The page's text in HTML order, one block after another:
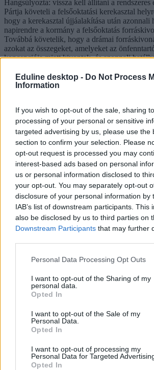
Eduline desktop - Do Not Process
Information
If you wish to opt-out of the sale, sharing
processing of your personal or sensitive
targeted advertising by us, please use the
section to confirm your selection. Please
opt-out request is processed you may
interest-based ads based on personal
us or personal information disclosed to
your opt-out. You may separately opt-out
disclosure of your personal information by
IAB’s list of downstream participants. This
also be disclosed by us to third parties on
Downstream Participants that may further
Personal Data Processing Opt Outs
I want to opt-out of the Sharing of my
personal data.
Opted In
I want to opt-out of the Sale of my
Personal Data.
Opted In
I want to opt-out of processing my
Personal Data for Targeted
Opted In
Hangsúlyozta: vissza kell állítani a rendszeres
Pártja követeli a felsőoktatási kerekasztal
hogy a kerekasztal újjáalakítása után azonnali
napirendre a kormány a felsőoktatás
Továbbá követelik, hogy a drámai
azokat az összegeket, amelyeket az
koncepciója miatt kivontak, és azonnali
Hiller István közölte: szó sincs arról, hogy az
teljesen finanszírozott hallgatói férőhelyek
megszabott 39 ezer részösztöndíjas férőhelyet.
hely tesz ki egy teljes egészében finanszírozott
részösztöndíjas hely pénzéből "minden új
teljes finanszírozású helyet hoztak létre.
Továbbá ez a rendszer magában foglalja a
ami 14 700 helyet jelent, és erről semmilyen
Ennek a három tételnek az összege 44 700,
új férőhelyet tettek hozzá - mondta az
"egyszerűen megkeverték a kártyákat". Hiller
bejelentett 24 milliárd forint a 10 ezer új
szolgálja.
felvételi keretszámok 2013
Hozzászólások